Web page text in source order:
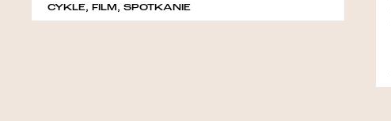
CYKLE, FILM, SPOTKANIE